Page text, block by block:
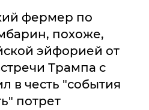
фермер по
похоже,
эйфорией от
Трампа с
в честь "события
потрет